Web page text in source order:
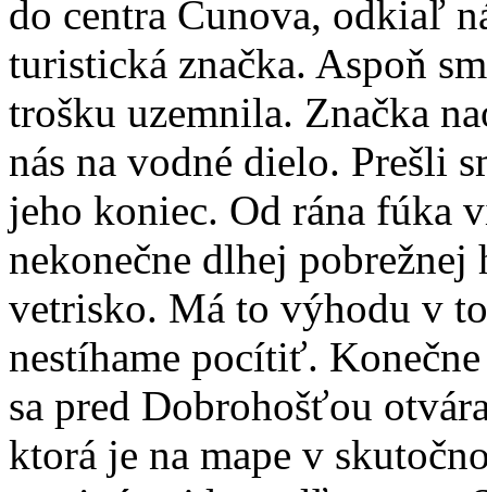
do centra Čunova, odkiaľ
turistická značka. Aspoň
trošku uzemnila. Značka
nás na vodné dielo. Prešli
jeho koniec. Od rána fúka
nekonečne dlhej pobrežnej
vetrisko. Má to výhodu v
nestíhame pocítiť.
sa pred Dobrohošťou
ktorá je na mape v